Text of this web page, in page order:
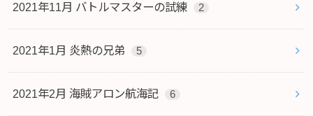
2021年11月 バトルマスターの試練 2
2021年1月 炎熱の兄弟 5
2021年2月 海賊アロン航海記 6